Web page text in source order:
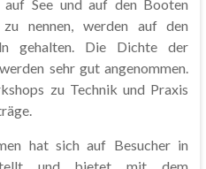
See und auf den Booten
nennen, werden auf den
gehalten. Die Dichte der
sehr gut angenommen.
zu Technik und Praxis
hat sich auf Besucher in